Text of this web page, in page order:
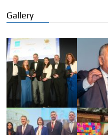
Gallery